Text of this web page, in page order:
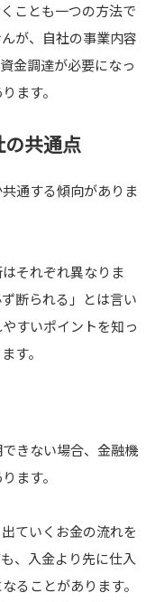
ことも一つの方法で
が、自社の事業内容
金調達が必要になっ
ます。
共通点
通する傾向がありま
それぞれ異なりま
断られる」とは言い
すいポイントを知っ
す。
きない場合、金融機
ます。
ていくお金の流れを
、入金より先に仕入
ることがあります。